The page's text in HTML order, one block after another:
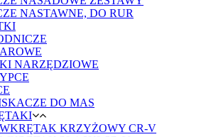
NASTAWNE, DO RUR
NARZĘDZIOWE
DO MAS
WKRĘTAK KRZYŻOWY CR-V